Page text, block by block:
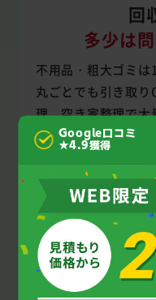
回
多少は
不用品・粗大ゴミ
丸ごとでも引き取り
理、空き家整理で
必要なときもご依頼
Google口コミ
★4.9獲得